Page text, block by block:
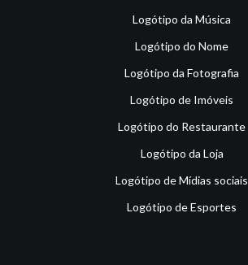
Logótipo da Música
Logótipo do Nome
Logótipo da Fotografia
Logótipo de Imóveis
Logótipo do Restaurante
Logótipo da Loja
Logótipo de Mídias sociais
Logótipo de Esportes